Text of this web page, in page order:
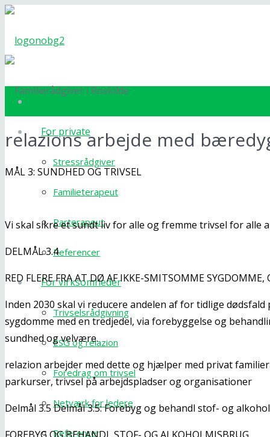
For private
Stressrådgiver
Familieterapeut
Parterapeut
Referencer
For virksomheder
Trivselsrådgivning
ESG og relazion
Foredrag om trivsel
Netværk for ledere
Referencer
relazions arbejde med
MÅL 3: SUNDHED OG TRIVSEL
Vi skal sikre et sundt liv for alle og fremme trivsel for alle
DELMÅL 3.4
RED FLERE FRA AT DØ AF IKKE-SMITSOMME
Inden 2030 skal vi reducere andelen af for tidlige
sygdomme med en tredjedel, via forebyggelse og
sundhed og velvære.
relazion arbejder med dette og hjælper med privat
parkurser, trivsel på arbejdspladser og organisationer
Delmål 3.5 Delmål 3.5: Forebyg og behandl stof- og